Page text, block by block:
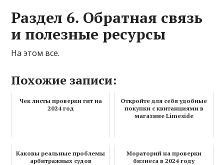
Раздел 6. Обратная связь
и полезные ресурсы
На этом все.
Похожие записи:
Чек листы проверки гит на
2024 год
Откройте для себя удобные
покупки с квитанциями в
магазине Limeside
Каковы реальные проблемы
арбитражных судов
Мораторий на проверки
бизнеса в 2024 году